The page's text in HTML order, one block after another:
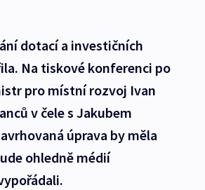
dotací a investičních
Na tiskové konferenci po
pro místní rozvoj Ivan
v čele s Jakubem
úprava by měla
ohledně médií